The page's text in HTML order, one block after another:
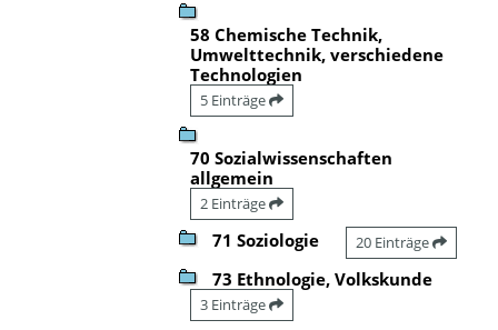
58 Chemische Technik,
Umwelttechnik, verschiedene
Technologien
5 Einträge
70 Sozialwissenschaften
allgemein
2 Einträge
71 Soziologie 20 Einträge
73 Ethnologie, Volkskunde
3 Einträge